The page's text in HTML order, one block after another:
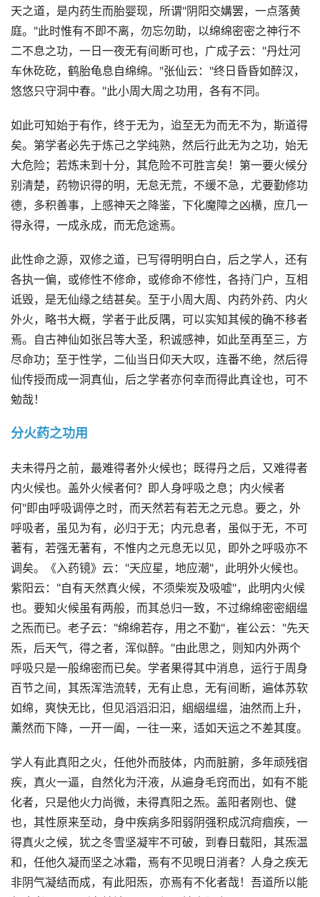
天之道，是内药生而胎婴现，所谓"阴阳交媾罢，一点落黄
庭。"此时惟有不即不离，勿忘勿助，以绵绵密密之神行不
二不息之功，一日一夜无有间断可也，广成子云："丹灶河
车休矻矻，鹤胎龟息自绵绵。"张仙云："终日昏昏如醉汉，
悠悠只守洞中春。"此小周大周之功用，各有不同。
如此可知始于有作，终于无为，迨至无为而无不为，斯道得
矣。第学者必先于炼己之学纯熟，然后行此无为之功，始无
大危险；若炼未到十分，其危险不可胜言矣！第一要火候分
别清楚，药物识得的明，无怠无荒，不缓不急，尤要勤修功
德，多积善事，上感神天之降鉴，下化魔障之凶横，庶几一
得永得，一成永成，而无危途焉。
此性命之源，双修之道，已写得明明白白，后之学人，还有
各执一偏，或修性不修命，或修命不修性，各持门户，互相
诋毁，是无仙缘之结甚矣。至于小周大周、内药外药、内火
外火，略书大概，学者于此反隅，可以实知其候的确不移者
焉。自古神仙如张吕等大圣，积诚感神，如此至再至三，方
尽命功；至于性学，二仙当日仰天大叹，连番不绝，然后得
仙传授而成一洞真仙，后之学者亦何幸而得此真诠也，可不
勉哉！
分火药之功用
夫未得丹之前，最难得者外火候也；既得丹之后，又难得者
内火候也。盖外火候者何？即人身呼吸之息；内火候者
何"即由呼吸调停之时，而天然若有若无之元息。要之，外
呼吸者，虽见为有，必归于无；内元息者，虽似于无，不可
著有，若强无著有，不惟内之元息无以见，即外之呼吸亦不
调矣。《入药镜》云："天应星，地应潮"，此明外火候也。
紫阳云："自有天然真火候，不须柴炭及吸嘘"，此明内火候
也。要知火候虽有两般，而其总归一致，不过绵绵密密絪缊
之炁而已。老子云："绵绵若存，用之不勤"，崔公云："先天
炁，后天气，得之者，浑似醉。"由此思之，则知内外两个
呼吸只是一般绵密而已矣。学者果得其中消息，运行于周身
百节之间，其炁浑浩流转，无有止息，无有间断，遍体苏软
如绵，爽快无比，但见滔滔汩汩，絪絪缊缊，油然而上升，
薰然而下降，一开一阖，一往一来，适如天运之不差其度。
学人有此真阳之火，任他外而肢体，内而脏腑，多年顽残宿
疾，真火一逼，自然化为汗液，从遍身毛窍而出，如有不能
化者，只是他火力尚微，未得真阳之炁。盖阳者刚也、健
也，其性原来至动，身中疾病多阳弱阴强积成沉疴痼疾，一
得真火之候，犹之冬雪坚凝牢不可破，到春日载阳，其炁温
和，任他久凝而坚之冰霜，焉有不见晛日消者？人身之疾无
非阴气凝结而成，有此阳炁，亦焉有不化者哉！吾道所以能